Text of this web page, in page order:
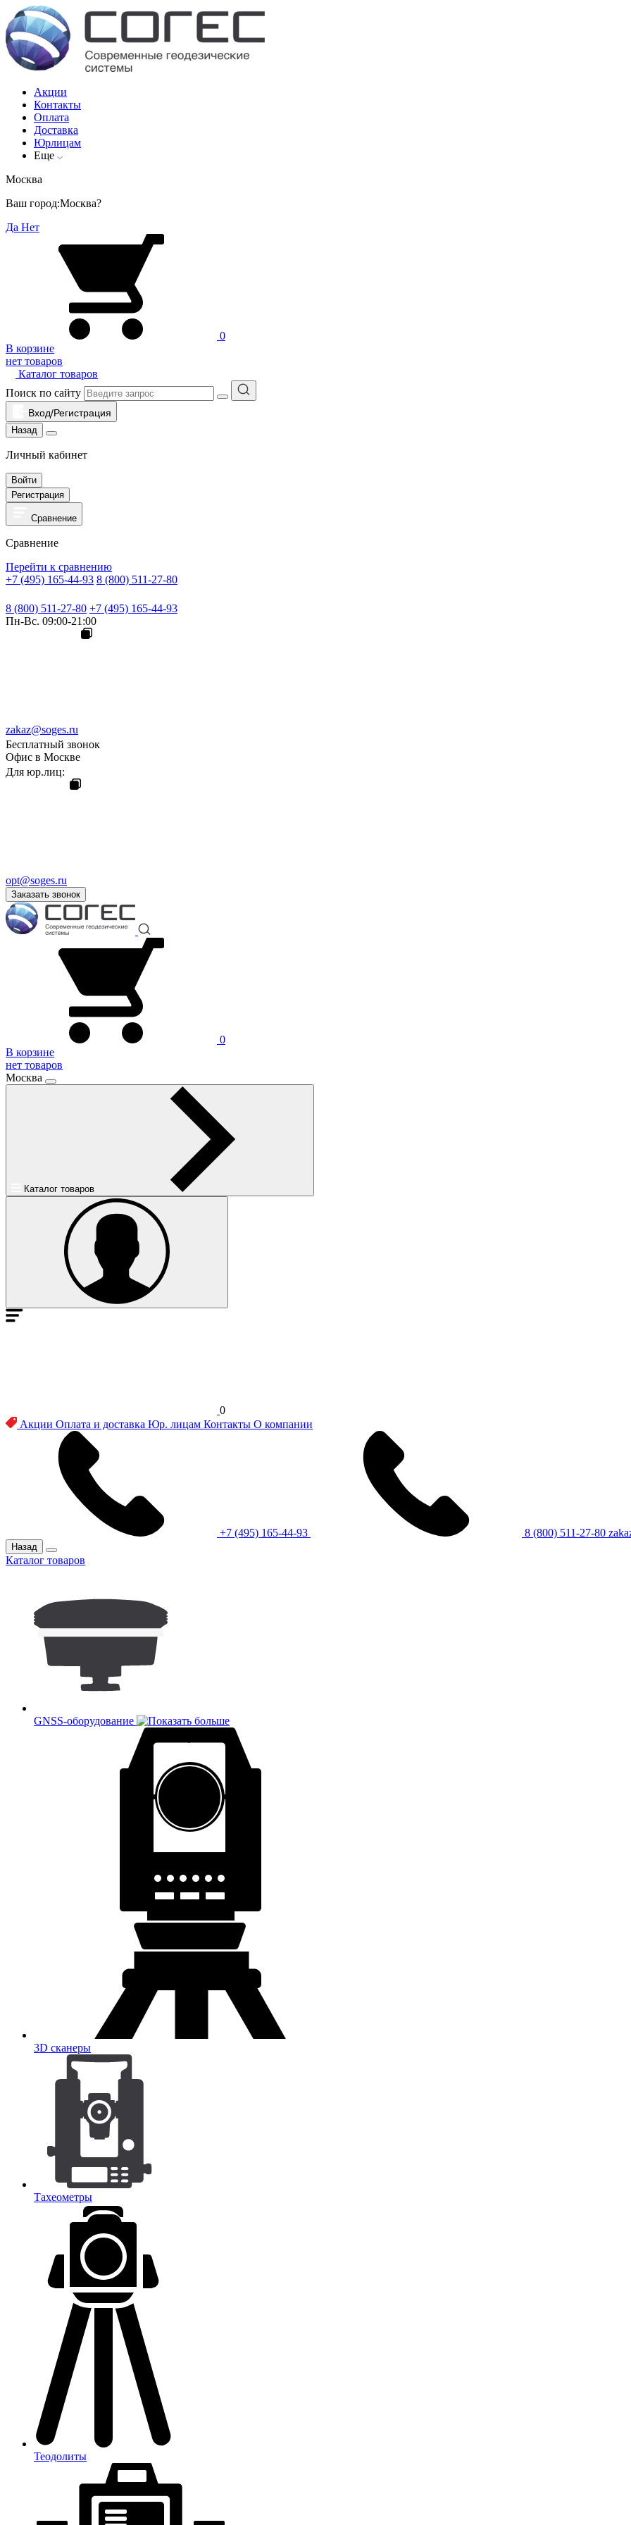
Акции
Контакты
Оплата
Доставка
Юрлицам
Еще
Москва
Ваш город:Москва?
Да Нет
0
В корзине
нет товаров
Каталог товаров
Поиск по сайту
Вход/Регистрация
Назад
Личный кабинет
Войти
Регистрация
Сравнение
Сравнение
Перейти к сравнению
+7 (495) 165-44-93 8 (800) 511-27-80
8 (800) 511-27-80 +7 (495) 165-44-93
Пн-Вс. 09:00-21:00
zakaz@soges.ru
Бесплатный звонок
Офис в Москве
Для юр.лиц:
opt@soges.ru
Заказать звонок
0
В корзине
нет товаров
Москва
Каталог товаров
0
Акции Оплата и доставка Юр. лицам Контакты О компании
+7 (495) 165-44-93 8 (800) 511-27-80
Назад
Каталог товаров
GNSS-оборудование
3D сканеры
Тахеометры
Теодолиты